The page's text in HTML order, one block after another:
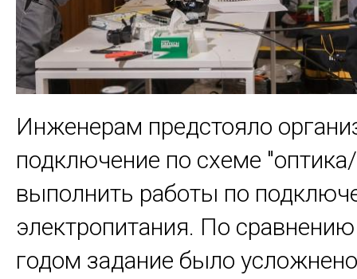
Инженерам предстояло
подключение по схеме
выполнить работы по
электропитания. По
годом задание было